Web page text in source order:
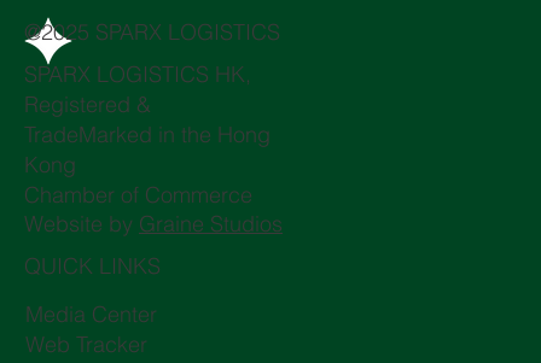
@2025 SPARX LOGISTICS
SPARX LOGISTICS HK,
Registered &
TradeMarked in the Hong
Kong
Chamber of Commerce
Website by Graine Studios
QUICK LINKS
Media Center
Web Tracker